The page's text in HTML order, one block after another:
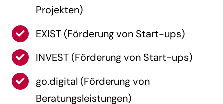
Projekten)
EXIST (Förderung von Start-ups)
INVEST (Förderung von Start-ups)
go.digital (Förderung von
Beratungsleistungen)